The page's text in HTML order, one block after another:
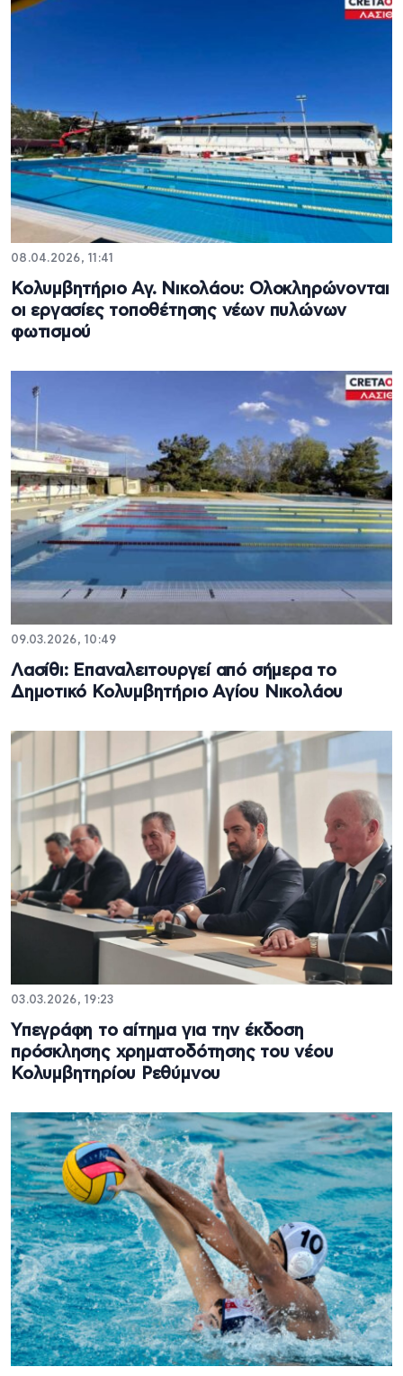
08.04.2026, 11:41
Κολυμβητήριο Αγ. Νικολάου: Ολοκληρώνονται
οι εργασίες τοποθέτησης νέων πυλώνων
φωτισμού
09.03.2026, 10:49
Λασίθι: Επαναλειτουργεί από σήμερα το
Δημοτικό Κολυμβητήριο Αγίου Νικολάου
03.03.2026, 19:23
Υπεγράφη το αίτημα για την έκδοση
πρόσκλησης χρηματοδότησης του νέου
Κολυμβητηρίου Ρεθύμνου